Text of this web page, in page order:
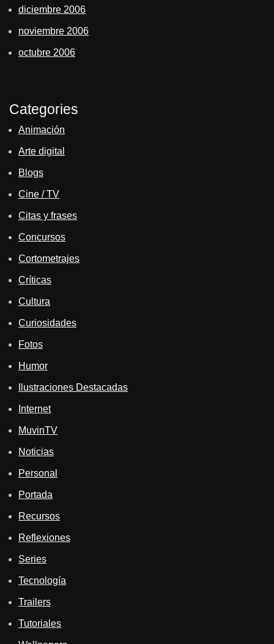
diciembre 2006
noviembre 2006
octubre 2006
Categories
Animación
Arte digital
Blogs
Cine / TV
Citas y frases
Concursos
Cortometrajes
Críticas
Cultura
Curiosidades
Fotos
Humor
Ilustraciones Destacadas
Internet
MuvinTV
Noticias
Personal
Portada
Recursos
Reflexiones
Series
Tecnología
Trailers
Tutoriales